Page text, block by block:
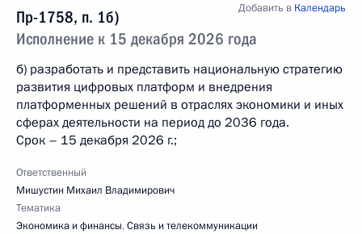
Пр-1758, п. 1б)
Исполнение к 15 декабря 2026 года
Добавить в Календарь
б) разработать и представить национальную стратегию
развития цифровых платформ и внедрения
платформенных решений в отраслях экономики и иных
сферах деятельности на период до 2036 года.
Срок – 15 декабря 2026 г.;
Ответственный
Мишустин Михаил Владимирович
Тематика
Экономика и финансы,Связь и телекоммуникации